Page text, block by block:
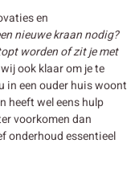
en
nieuwe kraan nodig?
worden of zit je met
ook klaar om je te
in een ouder huis woont
heeft wel eens hulp
voorkomen dan
onderhoud essentieel